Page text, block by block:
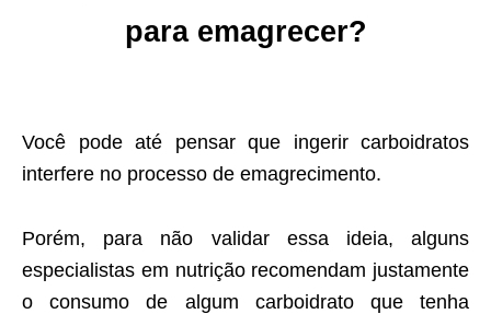
para emagrecer?
Você pode até pensar que ingerir carboidratos
interfere no processo de emagrecimento.
Porém, para não validar essa ideia, alguns
especialistas em nutrição recomendam justamente
o consumo de algum carboidrato que tenha